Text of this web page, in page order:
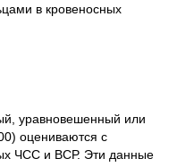
в кровеносных
уравновешенный или
оцениваются с
ЧСС и ВСР. Эти данные